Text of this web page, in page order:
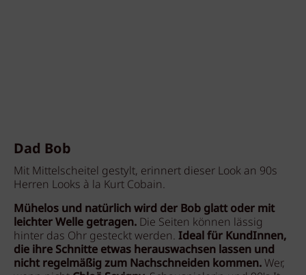
Dad Bob
Mit Mittelscheitel gestylt, erinnert dieser Look an 90s
Herren Looks à la Kurt Cobain.
Mühelos und natürlich wird der Bob glatt oder mit
leichter Welle getragen. Die Seiten können lässig
hinter das Ohr gesteckt werden. Ideal für KundInnen,
die ihre Schnitte etwas herauswachsen lassen und
nicht regelmäßig zum Nachschneiden kommen.Wer,